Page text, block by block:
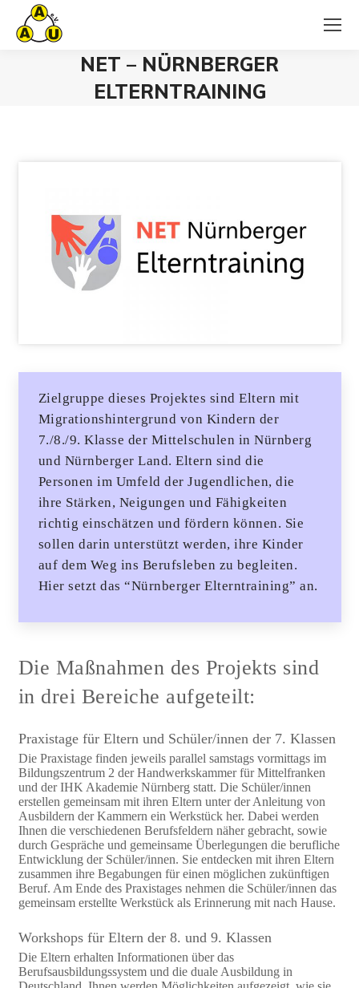
NET – NÜRNBERGER
ELTERNTRAINING
Zielgruppe dieses Projektes sind Eltern mit
Migrationshintergrund von Kindern der
7./8./9. Klasse der Mittelschulen in Nürnberg
und Nürnberger Land. Eltern sind die
Personen im Umfeld der Jugendlichen, die
ihre Stärken, Neigungen und Fähigkeiten
richtig einschätzen und fördern können. Sie
sollen darin unterstützt werden, ihre Kinder
auf dem Weg ins Berufsleben zu begleiten.
Hier setzt das “Nürnberger Elterntraining” an.
Die Maßnahmen des Projekts sind
in drei Bereiche aufgeteilt:
Praxistage für Eltern und Schüler/innen der 7. Klassen
Die Praxistage finden jeweils parallel samstags vormittags im
Bildungszentrum 2 der Handwerkskammer für Mittelfranken
und der IHK Akademie Nürnberg statt. Die Schüler/innen
erstellen gemeinsam mit ihren Eltern unter der Anleitung von
Ausbildern der Kammern ein Werkstück her. Dabei werden
Ihnen die verschiedenen Berufsfeldern näher gebracht, sowie
durch Gespräche und gemeinsame Überlegungen die berufliche
Entwicklung der Schüler/innen. Sie entdecken mit ihren Eltern
zusammen ihre Begabungen für einen möglichen zukünftigen
Beruf. Am Ende des Praxistages nehmen die Schüler/innen das
gemeinsam erstellte Werkstück als Erinnerung mit nach Hause.
Workshops für Eltern der 8. und 9. Klassen
Die Eltern erhalten Informationen über das
Berufsausbildungssystem und die duale Ausbildung in